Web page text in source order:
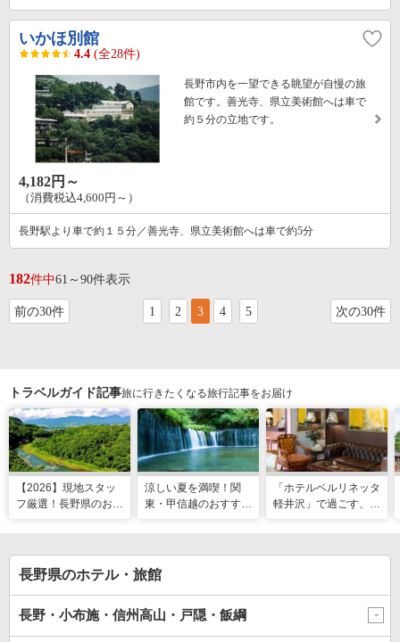
いかほ別館
4.4 (全28件)
長野市内を一望できる眺望が自慢の旅
館です。善光寺、県立美術館へは車で
約５分の立地です。
4,182円～
（消費税込4,600円～）
長野駅より車で約１５分／善光寺、県立美術館へは車で約5分
182件中61～90件表示
前の30件 1 2 3 4 5 次の30件
トラベルガイド記事旅に行きたくなる旅行記事をお届け
【2026】現地スタッ
フ厳選！長野県のおす
涼しい夏を満喫！関
東・甲信越のおすすめ
「ホテルベルリネッタ
軽井沢」で過ごす、ア
長野県のホテル・旅館
長野・小布施・信州高山・戸隠・飯綱